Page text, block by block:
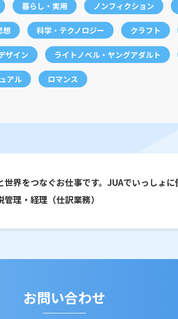
暮らし・実用 ノンフィクション
想 科学・テクノロジー クラフト
ザイン ライトノベル・ヤングアダルト
アル ロマンス
世界をつなぐお仕事です。JUAでいっしょ
理・経理（仕訳業務）
お問い合わせ